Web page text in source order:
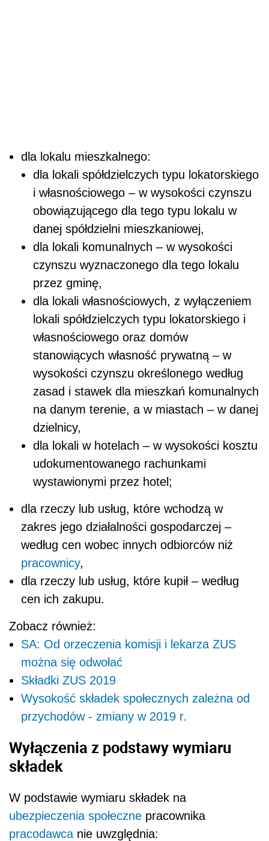
dla lokalu mieszkalnego:
dla lokali spółdzielczych typu lokatorskiego
i własnościowego – w wysokości czynszu
obowiązującego dla tego typu lokalu w
danej spółdzielni mieszkaniowej,
dla lokali komunalnych – w wysokości
czynszu wyznaczonego dla tego lokalu
przez gminę,
dla lokali własnościowych, z wyłączeniem
lokali spółdzielczych typu lokatorskiego i
własnościowego oraz domów
stanowiących własność prywatną – w
wysokości czynszu określonego według
zasad i stawek dla mieszkań komunalnych
na danym terenie, a w miastach – w danej
dzielnicy,
dla lokali w hotelach – w wysokości kosztu
udokumentowanego rachunkami
wystawionymi przez hotel;
dla rzeczy lub usług, które wchodzą w
zakres jego działalności gospodarczej –
według cen wobec innych odbiorców niż
pracownicy,
dla rzeczy lub usług, które kupił – według
cen ich zakupu.
Zobacz również:
SA: Od orzeczenia komisji i lekarza ZUS
można się odwołać
Składki ZUS 2019
Wysokość składek społecznych zależna od
przychodów - zmiany w 2019 r.
Wyłączenia z podstawy wymiaru
składek
W podstawie wymiaru składek na
ubezpieczenia społeczne pracownika
pracodawca nie uwzględnia: